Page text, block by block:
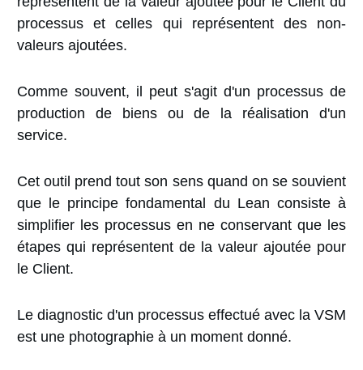
processus et celles qui représentent des non-
valeurs ajoutées.
Comme souvent, il peut s'agit d'un processus de
production de biens ou de la réalisation d'un
service.
Cet outil prend tout son sens quand on se souvient
que le principe fondamental du Lean consiste à
simplifier les processus en ne conservant que les
étapes qui représentent de la valeur ajoutée pour
le Client.
Le diagnostic d'un processus effectué avec la VSM
est une photographie à un moment donné.